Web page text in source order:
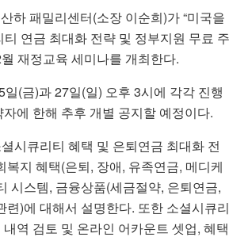
하 패밀리센터(소장 이순희)가 “미국을
티 연금 최대화 전략 및 정부지원 무료 주
재정교육 세미나를 개최한다.
(금)과 27일(일) 오후 3시에 각각 진행
에 한해 추후 개별 공지할 예정이다.
시큐리티 혜택 및 은퇴연금 최대화 전
복지 혜택(은퇴, 장애, 유족연금, 메디케
시스템, 금융상품(세금절약, 은퇴연금,
련)에 대해서 설명한다. 또한 소셜시큐리
역 검토 및 온라인 어카운트 셋업, 혜택